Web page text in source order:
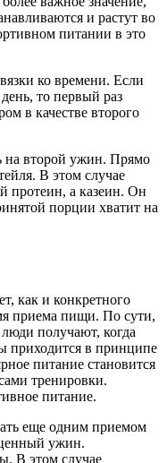
и растут во
питании в это
ко времени. Если
то первый раз
в качестве второго
на второй ужин. Прямо
В этом случае
протеин, а казеин. Он
порции хватит на
как и конкретного
приема пищи. По сути,
получают, когда
приходится в принципе
питание становится
тренировки.
питание.
еще одним приемом
ужин.
В этом случае